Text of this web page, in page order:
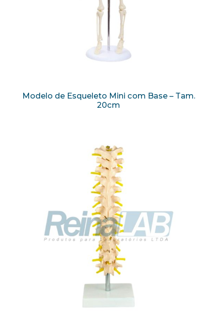
Modelo de Esqueleto Mini com Base – Tam.
20cm